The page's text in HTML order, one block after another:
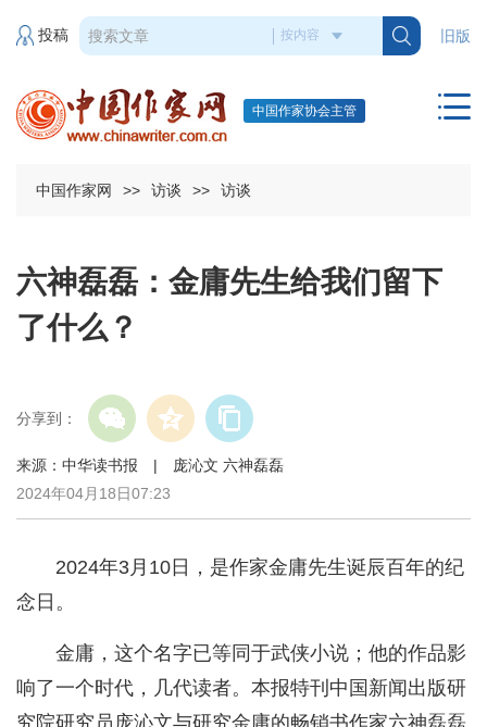
旧版
投稿
中国作家协会主管
中国作家网 >> 访谈 >> 访谈
六神磊磊：金庸先生给我们留下
了什么？
分享到：
来源：中华读书报 | 庞沁文 六神磊磊
2024年04月18日07:23
2024年3月10日，是作家金庸先生诞辰百年的纪
念日。
金庸，这个名字已等同于武侠小说；他的作品影
响了一个时代，几代读者。本报特刊中国新闻出版研